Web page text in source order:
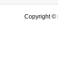
Copyright ©